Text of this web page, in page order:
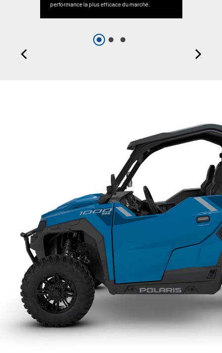
performance la plus efficace du marché.